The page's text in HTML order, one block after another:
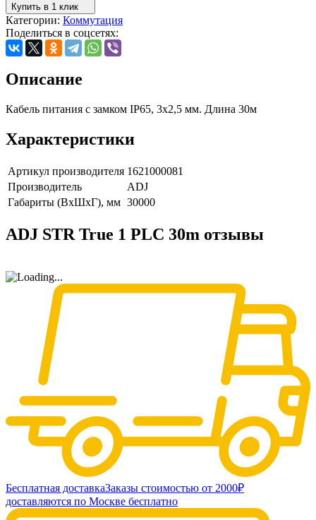
Купить в 1 клик
Категории: Коммутация
Поделиться в соцсетях:
Описание
Кабель питания с замком IP65, 3х2,5 мм. Длина 30м
Характеристики
Артикул производителя 1621000081
Производитель
ADJ
Габариты (ВxШxГ), мм 30000
ADJ STR True 1 PLC 30m отзывы
Бесплатная доставкаЗаказы стоимостью от 2000₽
доставляются по Москве бесплатно